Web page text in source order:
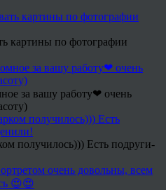
картины по фотографии
за вашу работу❤ очень
получилось))) Есть подруги-